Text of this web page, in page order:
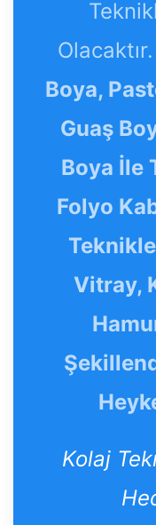
Olacaktır.
Boya,
Guaş
Boya İle
Folyo
Vitray,
Kolaj